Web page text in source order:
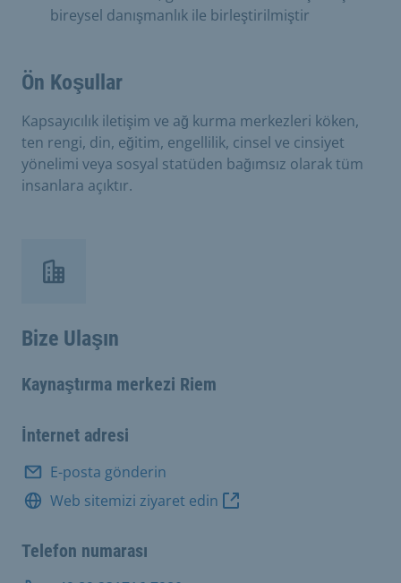
bireysel danışmanlık ile birleştirilmiştir
Ön Koşullar
Kapsayıcılık iletişim ve ağ kurma merkezleri köken,
ten rengi, din, eğitim, engellilik, cinsel ve cinsiyet
yönelimi veya sosyal statüden bağımsız olarak tüm
insanlara açıktır.
Bize Ulaşın
Kaynaştırma merkezi Riem
İnternet adresi
E-posta gönderin
Web sitemizi ziyaret edin
Telefon numarası